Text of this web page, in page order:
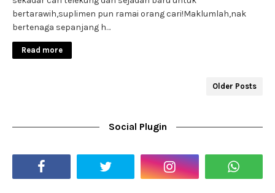
bertarawih,suplimen pun ramai orang cari!Maklumlah,nak
bertenaga sepanjang h…
Read more
Older Posts
Social Plugin